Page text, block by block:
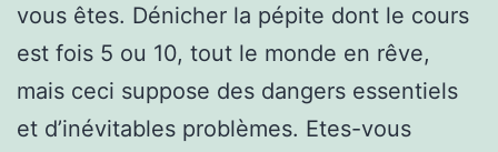
vous êtes. Dénicher la pépite dont le cours
est fois 5 ou 10, tout le monde en rêve,
mais ceci suppose des dangers essentiels
et d’inévitables problèmes. Etes-vous